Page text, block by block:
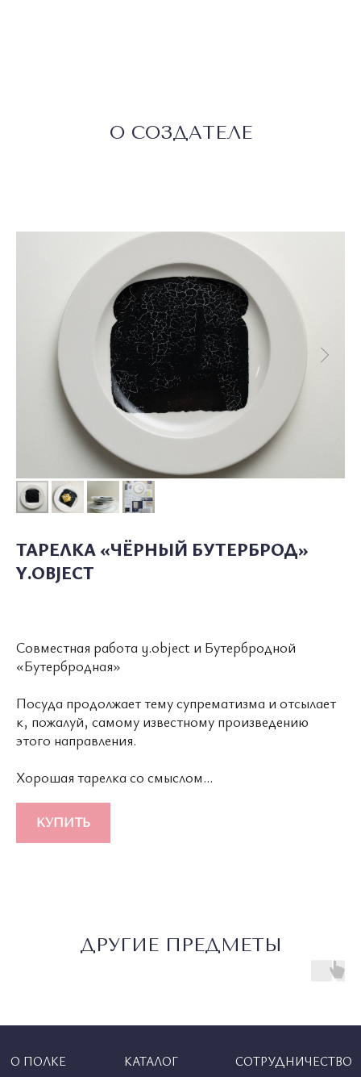
О СОЗДАТЕЛЕ
ТАРЕЛКА «ЧЁРНЫЙ БУТЕРБРОД»
Y.OBJECT
Совместная работа y.object и Бутербродной
«Бутербродная»
Посуда продолжает тему супрематизма и отсылает
к, пожалуй, самому известному произведению
этого направления.
Хорошая тарелка со смыслом...
КУПИТЬ
ДРУГИЕ ПРЕДМЕТЫ
© 2026 ВСЕ ПРАВА ЗАЩИЩЕНЫ
О ПОЛКЕ КАТАЛОГ СОТРУДНИЧЕСТВО